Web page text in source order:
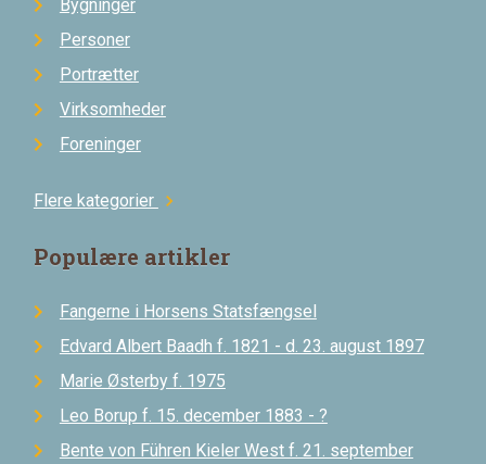
Bygninger
Personer
Portrætter
Virksomheder
Foreninger
Flere kategorier chevron_right
Populære artikler
Fangerne i Horsens Statsfængsel
Edvard Albert Baadh f. 1821 - d. 23. august 1897
Marie Østerby f. 1975
Leo Borup f. 15. december 1883 - ?
Bente von Führen Kieler West f. 21. september